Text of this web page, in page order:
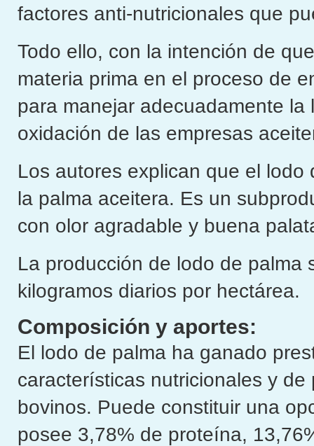
factores anti-nutricionales que
Todo ello, con la intención de
materia prima en el proceso de
para manejar adecuadamente
oxidación de las empresas
Los autores explican que el
la palma aceitera. Es un
con olor agradable y buena
La producción de lodo de palma
kilogramos diarios por hectárea.
Composición y aportes:
El lodo de palma ha ganado
características nutricionales y
bovinos. Puede constituir una
posee 3,78% de proteína,